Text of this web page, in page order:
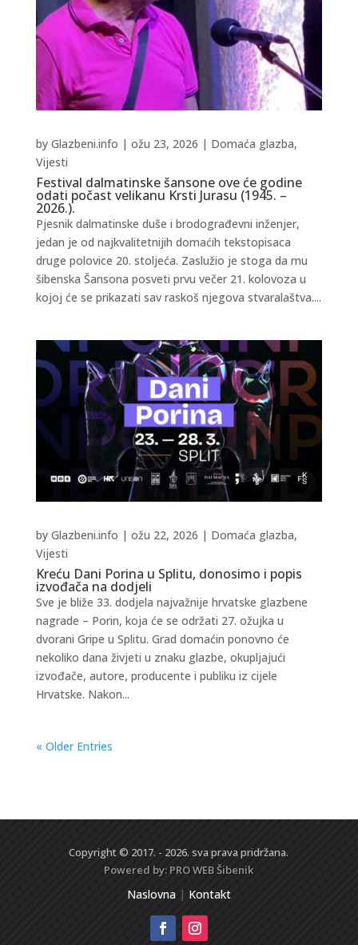
Festival dalmatinske šansone ove će godine
odati počast velikanu Krsti Jurasu (1945. –
2026.).
by Glazbeni.info | ožu 23, 2026 | Domaća glazba,
Vijesti
Pjesnik dalmatinske duše i brodograđevni inženjer,
jedan je od najkvalitetnijih domaćih tekstopisaca
druge polovice 20. stoljeća. Zaslužio je stoga da mu
šibenska Šansona posveti prvu večer 21. kolovoza u
kojoj će se prikazati sav raskoš njegova stvaralaštva....
Kreću Dani Porina u Splitu, donosimo i popis
izvođača na dodjeli
by Glazbeni.info | ožu 22, 2026 | Domaća glazba,
Vijesti
Sve je bliže 33. dodjela najvažnije hrvatske glazbene
nagrade – Porin, koja će se održati 27. ožujka u
dvorani Gripe u Splitu. Grad domaćin ponovno će
nekoliko dana živjeti u znaku glazbe, okupljajući
izvođače, autore, producente i publiku iz cijele
Hrvatske. Nakon...
« Older Entries
Copyright © 2017. - 2026. sva prava pridržana.
Powered by: PRO WEBŠibenik
Naslovna| Kontakt